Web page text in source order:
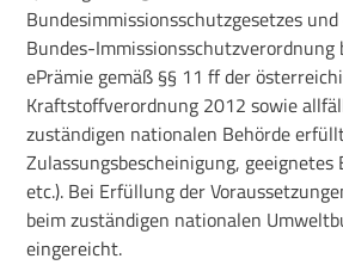
Bundesimmissionsschutzgesetzes
Bundes-Immissionsschutzverordnung
ePrämie gemäß §§ 11 ff der
Kraftstoffverordnung 2012 sowie
zuständigen nationalen Behörde
Zulassungsbescheinigung,
etc.). Bei Erfüllung der
beim zuständigen nationalen
eingereicht.